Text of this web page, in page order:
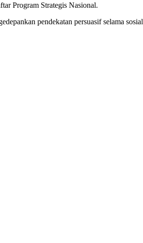
Program Strategis Nasional.
pendekatan persuasif selama